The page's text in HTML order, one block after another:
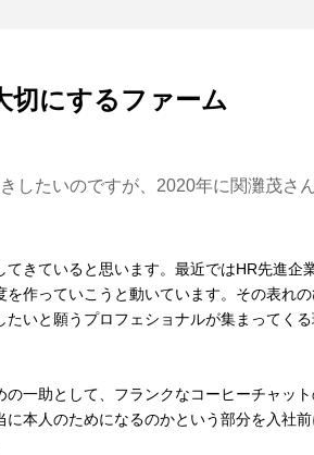
切にするファーム
したいのですが、2020年に関灘茂さ
きていると思います。最近ではHR先進企
作っていこうと動いています。その表れの
いと願うプロフェショナルが集まってく
一助として、フランクなコーヒーチャッ
本人のためになるのかという部分を入社前